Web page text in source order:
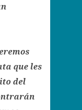
que les
del